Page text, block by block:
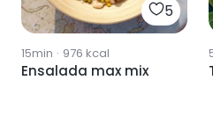
5
15min · 976 kcal
Ensalada max mix